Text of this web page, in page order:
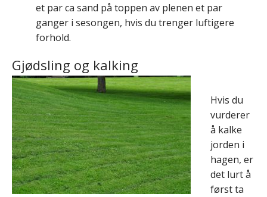
et par ca sand på toppen av plenen et par
ganger i sesongen, hvis du trenger luftigere
forhold.
Gjødsling og kalking
Hvis du
vurderer
å kalke
jorden i
hagen, er
det lurt å
først ta